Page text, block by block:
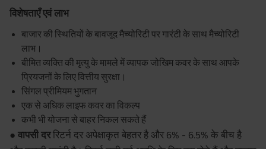
विशेषताएँ एवं लाभ
बाजार की स्थितियों के बावजूद मैच्योरिटी पर गारंटी के साथ मैच्योरिटी
लाभ।
बीमित व्यक्ति की मृत्यु के मामले में व्यापक जोखिम कवर के साथ आपके
प्रियजनों के लिए वित्तीय सुरक्षा।
सिंगल प्रीमियम भुगतान
एक से अधिक लाइफ कवर का विकल्प
कभी भी योजना से बाहर निकल सकते हैं
● वापसी दररिटर्न दर अपेक्षाकृत बेहतर है और 6% - 6.5% के बीच है